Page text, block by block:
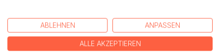
Unfall am Heiligen Abend die beiden unerwartet
zusammenschweißt ...
ABLEHNEN ANPASSEN
ALLE AKZEPTIEREN